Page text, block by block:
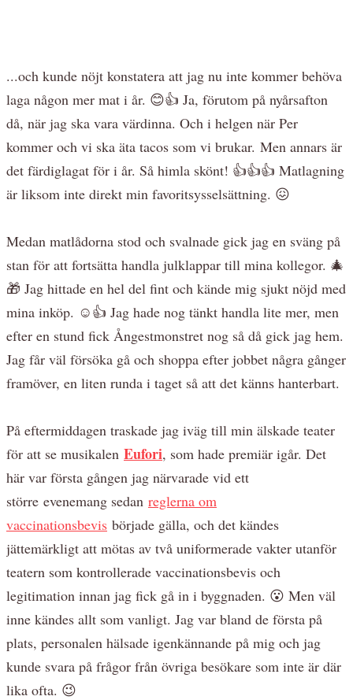
...och kunde nöjt konstatera att jag nu inte kommer behöva
laga någon mer mat i år. 😊👍 Ja, förutom på nyårsafton
då, när jag ska vara värdinna. Och i helgen när Per
kommer och vi ska äta tacos som vi brukar. Men annars är
det färdiglagat för i år. Så himla skönt! 👍👍👍 Matlagning
är liksom inte direkt min favoritsysselsättning. 😖
Medan matlådorna stod och svalnade gick jag en sväng på
stan för att fortsätta handla julklappar till mina kollegor. 🎄
🎁 Jag hittade en hel del fint och kände mig sjukt nöjd med
mina inköp. ☺👍 Jag hade nog tänkt handla lite mer, men
efter en stund fick Ångestmonstret nog så då gick jag hem.
Jag får väl försöka gå och shoppa efter jobbet några gånger
framöver, en liten runda i taget så att det känns hanterbart.
På eftermiddagen traskade jag iväg till min älskade teater
för att se musikalen Eufori, som hade premiär igår. Det
här var första gången jag närvarade vid ett
större evenemang sedan reglerna om
vaccinationsbevis började gälla, och det kändes
jättemärkligt att mötas av två uniformerade vakter utanför
teatern som kontrollerade vaccinationsbevis och
legitimation innan jag fick gå in i byggnaden. 😮 Men väl
inne kändes allt som vanligt. Jag var bland de första på
plats, personalen hälsade igenkännande på mig och jag
kunde svara på frågor från övriga besökare som inte är där
lika ofta. 😉